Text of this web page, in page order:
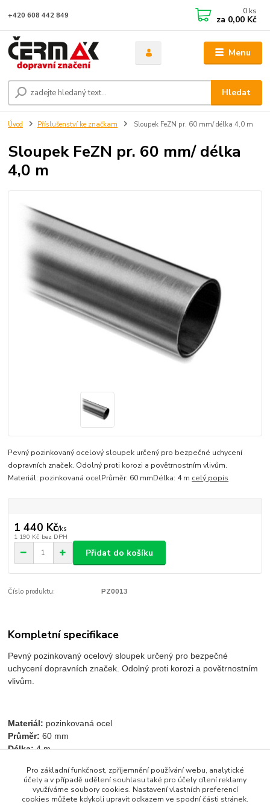
Menu
Hledat
+420 608 442 849 0 ks
za 0,00 Kč
Úvod Příslušenství ke značkam Sloupek FeZN pr. 60 mm/ délka 4,0 m
Sloupek FeZN pr. 60 mm/ délka
4,0 m
Pevný pozinkovaný ocelový sloupek určený pro bezpečné uchycení
dopravních značek. Odolný proti korozi a povětrnostním vlivům.
Materiál: pozinkovaná ocelPrůměr: 60 mmDélka: 4 m celý popis
1 440 Kč/ks
1 190 Kč bez DPH
Přidat do košíku
Číslo produktu: PZ0013
Kompletní specifikace
Pevný pozinkovaný ocelový sloupek určený pro bezpečné
uchycení dopravních značek. Odolný proti korozi a povětrnostním
vlivům.
Materiál: pozinkovaná ocel
Průměr: 60 mm
Délka:4 m
Zboží zařazeno v kategoriích
Pro základní funkčnost, zpříjemnění používání webu, analytické
účely a v případě udělení souhlasu také pro účely cílení reklamy
využíváme soubory cookies. Nastavení vlastních preferencí
cookies můžete kdykoli upravit odkazem ve spodní části stránek.